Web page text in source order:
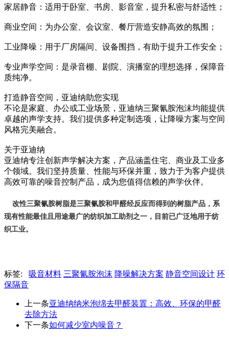
家居静音：适用于卧室、书房、影音室，提升私密与舒适性；
商业空间：为办公室、会议室、餐厅营造安静高效的氛围；
工业降噪：用于厂房隔间、设备围挡，有助于提升工作安全；
专业声学空间：是录音棚、剧院、演播室的理想选择，保障音
质纯净。
打造静音空间，亚迪纳助您实现
不论是家庭、办公或工业场景，亚迪纳三聚氰胺泡沫均能提供
卓越的声学支持。我们提供多种定制选项，让降噪方案与空间
风格完美融合。
关于亚迪纳
亚迪纳专注创新声学解决方案，产品涵盖住宅、商业及工业多
个领域。我们坚持质量、性能与环保并重，致力于为客户提供
高效可靠的噪音控制产品，成为您值得信赖的声学伙伴。
改性三聚氰胺树脂是三聚氰胺和甲醛经反应而得到的树脂产品，系
现有性能最佳且用途最广的纺织加工助剂之一，目前已广泛地用于纺
织工业。
标签: 吸音材料 三聚氰胺泡沫 降噪解决方案 静音空间设计 环
保隔音
上一条亚迪纳纳米泡绵去甲醛装置：高效、环保的甲醛
去除方法
下一条如何减少室内噪音？